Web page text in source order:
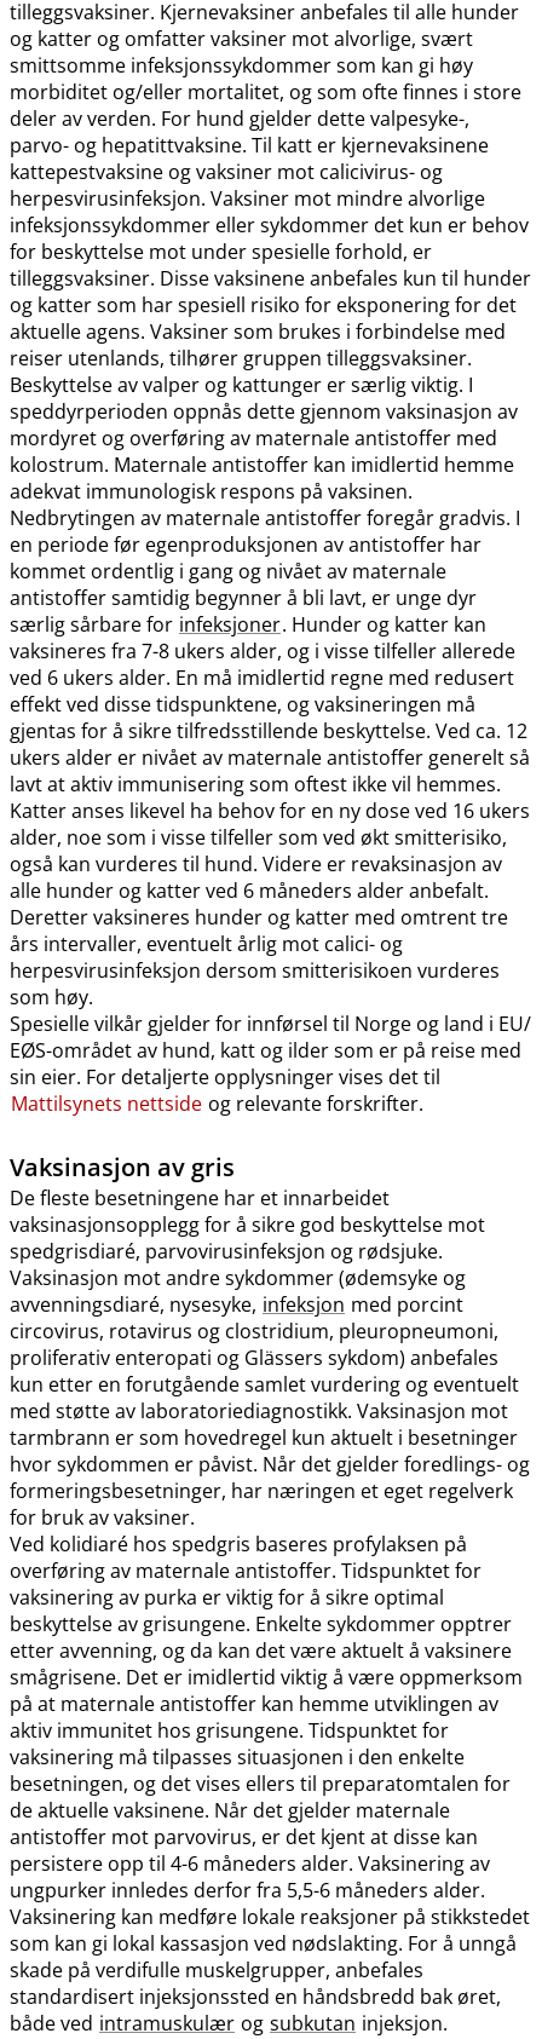
tilleggsvaksiner. Kjernevaksiner anbefales til alle hunder
og katter og omfatter vaksiner mot alvorlige, svært
smittsomme infeksjonssykdommer som kan gi høy
morbiditet og​/​eller mortalitet, og som ofte finnes i store
deler av verden. For hund gjelder dette valpesyke-,
parvo- og hepatittvaksine. Til katt er kjernevaksinene
kattepestvaksine og vaksiner mot calicivirus- og
herpesvirusinfeksjon. Vaksiner mot mindre alvorlige
infeksjonssykdommer eller sykdommer det kun er behov
for beskyttelse mot under spesielle forhold, er
tilleggsvaksiner. Disse vaksinene anbefales kun til hunder
og katter som har spesiell risiko for eksponering for det
aktuelle agens. Vaksiner som brukes i forbindelse med
reiser utenlands, tilhører gruppen tilleggsvaksiner.
Beskyttelse av valper og kattunger er særlig viktig. I
speddyrperioden oppnås dette gjennom vaksinasjon av
mordyret og overføring av maternale antistoffer med
kolostrum. Maternale antistoffer kan imidlertid hemme
adekvat immunologisk respons på vaksinen.
Nedbrytingen av maternale antistoffer foregår gradvis. I
en periode før egenproduksjonen av antistoffer har
kommet ordentlig i gang og nivået av maternale
antistoffer samtidig begynner å bli lavt, er unge dyr
særlig sårbare for infeksjoner. Hunder og katter kan
vaksineres fra 7-8 ukers alder, og i visse tilfeller allerede
ved 6 ukers alder. En må imidlertid regne med redusert
effekt ved disse tidspunktene, og vaksineringen må
gjentas for å sikre tilfredsstillende beskyttelse. Ved ca. 12
ukers alder er nivået av maternale antistoffer generelt så
lavt at aktiv immunisering som oftest ikke vil hemmes.
Katter anses likevel ha behov for en ny dose ved 16 ukers
alder, noe som i visse tilfeller som ved økt smitterisiko,
også kan vurderes til hund. Videre er revaksinasjon av
alle hunder og katter ved 6 måneders alder anbefalt.
Deretter vaksineres hunder og katter med omtrent tre
års intervaller, eventuelt årlig mot calici- og
herpesvirusinfeksjon dersom smitterisikoen vurderes
som høy.
Spesielle vilkår gjelder for innførsel til Norge og land i EU​/​
EØS-området av hund, katt og ilder som er på reise med
sin eier. For detaljerte opplysninger vises det til
Mattilsynets nettside og relevante forskrifter.
Vaksinasjon av gris
De fleste besetningene har et innarbeidet
vaksinasjonsopplegg for å sikre god beskyttelse mot
spedgrisdiaré, parvovirusinfeksjon og rødsjuke.
Vaksinasjon mot andre sykdommer (ødemsyke og
avvenningsdiaré, nysesyke, infeksjon med porcint
circovirus, rotavirus og clostridium, pleuropneumoni,
proliferativ enteropati og Glässers sykdom) anbefales
kun etter en forutgående samlet vurdering og eventuelt
med støtte av laboratoriediagnostikk. Vaksinasjon mot
tarmbrann er som hovedregel kun aktuelt i besetninger
hvor sykdommen er påvist. Når det gjelder foredlings- og
formeringsbesetninger, har næringen et eget regelverk
for bruk av vaksiner.
Ved kolidiaré hos spedgris baseres profylaksen på
overføring av maternale antistoffer. Tidspunktet for
vaksinering av purka er viktig for å sikre optimal
beskyttelse av grisungene. Enkelte sykdommer opptrer
etter avvenning, og da kan det være aktuelt å vaksinere
smågrisene. Det er imidlertid viktig å være oppmerksom
på at maternale antistoffer kan hemme utviklingen av
aktiv immunitet hos grisungene. Tidspunktet for
vaksinering må tilpasses situasjonen i den enkelte
besetningen, og det vises ellers til preparatomtalen for
de aktuelle vaksinene. Når det gjelder maternale
antistoffer mot parvovirus, er det kjent at disse kan
persistere opp til 4-6 måneders alder. Vaksinering av
ungpurker innledes derfor fra 5,5-6 måneders alder.
Vaksinering kan medføre lokale reaksjoner på stikkstedet
som kan gi lokal kassasjon ved nødslakting. For å unngå
skade på verdifulle muskelgrupper, anbefales
standardisert injeksjonssted en håndsbredd bak øret,
både ved intramuskulær og subkutan injeksjon.